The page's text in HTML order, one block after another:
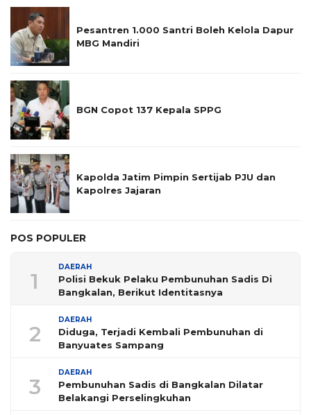
Pesantren 1.000 Santri Boleh Kelola Dapur
MBG Mandiri
BGN Copot 137 Kepala SPPG
Kapolda Jatim Pimpin Sertijab PJU dan
Kapolres Jajaran
POS POPULER
1
DAERAH
Polisi Bekuk Pelaku Pembunuhan Sadis Di
Bangkalan, Berikut Identitasnya
2
DAERAH
Diduga, Terjadi Kembali Pembunuhan di
Banyuates Sampang
3
DAERAH
Pembunuhan Sadis di Bangkalan Dilatar
Belakangi Perselingkuhan